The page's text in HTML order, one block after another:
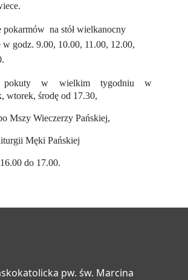
pokarmów na stół wielkanocny
w godz. 9.00, 10.00, 11.00, 12.00,
pokuty w wielkim tygodniu w
wtorek, środę od 17.30,
Mszy Wieczerzy Pańskiej,
Męki Pańskiej
do 17.00.
pw. św. Marcina